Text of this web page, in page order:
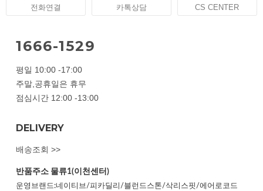
전화연결 카톡상담 CS CENTER
1666-1529
평일 10:00 -17:00
주말,공휴일은 휴무
점심시간 12:00 -13:00
DELIVERY
배송조회 >>
반품주소 물류1(이천센터)
운영브랜드:네이티브/피카딜리/블런드스톤/삭리스핏/에어로코드